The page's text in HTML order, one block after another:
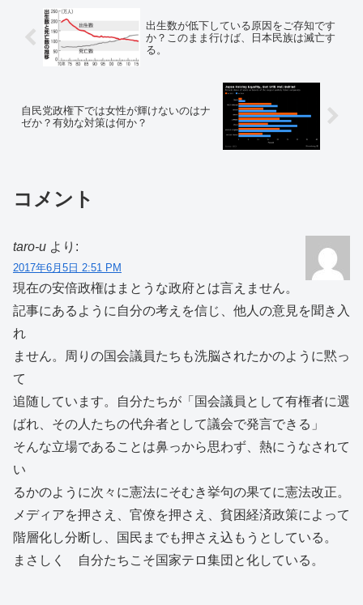
出生数が低下している原因をご存知です
か？このまま行けば、日本民族は滅亡す
る。
自民党政権下では女性が輝けないのはナ
ゼか？有効な対策は何か？
コメント
taro-u より:
2017年6月5日 2:51 PM
現在の安倍政権はまとうな政府とは言えません。
記事にあるように自分の考えを信じ、他人の意見を聞き入
れ
ません。周りの国会議員たちも洗脳されたかのように黙っ
て
追随しています。自分たちが「国会議員として有権者に選
ばれ、その人たちの代弁者として議会で発言できる」
そんな立場であることは鼻っから思わず、熱にうなされて
い
るかのように次々に憲法にそむき挙句の果てに憲法改正。
メディアを押さえ、官僚を押さえ、貧困経済政策によって
階層化し分断し、国民までも押さえ込もうとしている。
まさしく 自分たちこそ国家テロ集団と化している。